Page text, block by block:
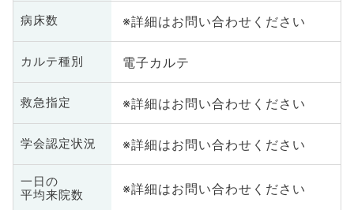
病床数 ※詳細はお問い合わせください
カルテ種別 電子カルテ
救急指定 ※詳細はお問い合わせください
学会認定状況 ※詳細はお問い合わせください
一日の
平均来院数
※詳細はお問い合わせください